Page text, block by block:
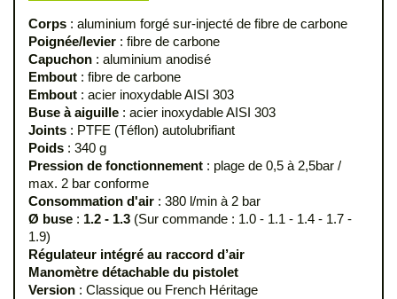
Corps : aluminium forgé sur-injecté de fibre de carbone
Poignée/levier : fibre de carbone
Capuchon : aluminium anodisé
Embout : fibre de carbone
Embout : acier inoxydable AISI 303
Buse à aiguille : acier inoxydable AISI 303
Joints : PTFE (Téflon) autolubrifiant
Poids : 340 g
Pression de fonctionnement : plage de 0,5 à 2,5bar /
max. 2 bar conforme
Consommation d'air : 380 l/min à 2 bar
Ø buse : 1.2 - 1.3 (Sur commande : 1.0 - 1.1 - 1.4 - 1.7 -
1.9)
Régulateur intégré au raccord d’air
Manomètre détachable du pistolet
Version : Classique ou French Héritage